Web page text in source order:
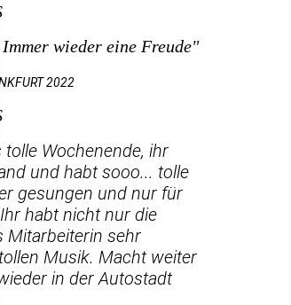
wieder eine Freude"
2022
tolle Wochenende, ihr
und habt sooo... tolle
gesungen und nur für
habt nicht nur die
Mitarbeiterin sehr
Musik. Macht weiter
in der Autostadt